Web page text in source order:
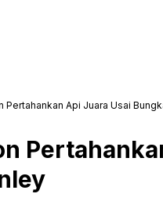
Pertahankan Api Juara Usai